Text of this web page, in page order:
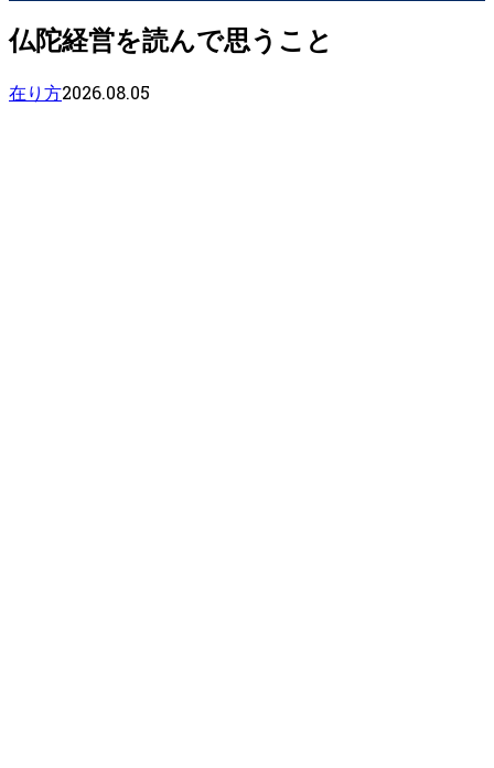
仏陀経営を読んで思うこと
在り方2026.08.05